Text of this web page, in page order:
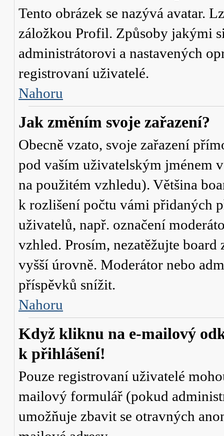
Tento obrázek se nazývá avatar.
záložkou Profil. Způsoby jakými
administrátorovi a nastavených
registrovaní uživatelé.
Nahoru
Jak změním svoje zařazení?
Obecně vzato, svoje zařazení
pod vaším uživatelským jménem
na použitém vzhledu). Většina
k rozlišení počtu vámi přidaných
uživatelů, např. označení
vzhled. Prosím, nezatěžujte
vyšší úrovně. Moderátor nebo
příspěvků snížit.
Nahoru
Když kliknu na e-mailový
k přihlášení!
Pouze registrovaní uživatelé
mailový formulář (pokud
umožňuje zbavit se otravných